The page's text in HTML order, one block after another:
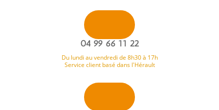
04 99 66 11 22
Du lundi au vendredi de 8h30 à 17h
Service client basé dans l'Hérault